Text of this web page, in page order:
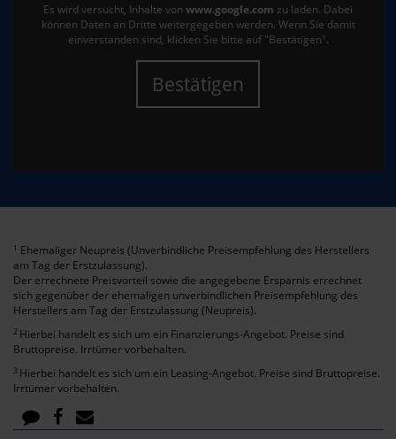
Es wird versucht, Inhalte von www.google.com zu laden. Dabei
können Daten an Dritte weitergegeben werden. Wenn Sie damit
einverstanden sind, klicken Sie bitte auf "Bestätigen".
Bestätigen
1 Ehemaliger Neupreis (Unverbindliche Preisempfehlung des Herstellers
am Tag der Erstzulassung).
Der errechnete Preisvorteil sowie die angegebene Ersparnis errechnet
sich gegenüber der ehemaligen unverbindlichen Preisempfehlung des
Herstellers am Tag der Erstzulassung (Neupreis).
2 Hierbei handelt es sich um ein Finanzierungs-Angebot. Preise sind
Bruttopreise. Irrtümer vorbehalten.
3 Hierbei handelt es sich um ein Leasing-Angebot. Preise sind Bruttopreise.
Irrtümer vorbehalten.